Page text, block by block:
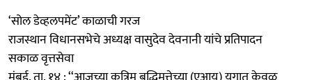
‘सोल डेव्हलपमेंट’ काळाची गरज
राजस्थान विधानसभेचे अध्यक्ष वासुदेव देवनानी यांचे प्रतिपादन
​सकाळ वृत्तसेवा